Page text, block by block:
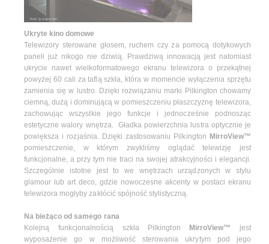
Ukryte kino domowe
Telewizory sterowane głosem, ruchem czy za pomocą dotykowych
paneli już nikogo nie dziwią. Prawdziwą innowacją jest natomiast
ukrycie nawet wielkoformatowego ekranu telewizora o przekątnej
powyżej 60 cali za taflą szkła, która w momencie wyłączenia sprzętu
zamienia się w lustro. Dzięki rozwiązaniu marki Pilkington chowamy
ciemną, dużą i dominującą w pomieszczeniu płaszczyznę telewizora,
zachowując wszystkie jego funkcje i jednocześnie podnosząc
estetyczne walory wnętrza. Gładka powierzchnia lustra optycznie je
powiększa i rozjaśnia. Dzięki zastosowaniu Pilkington MirroView™
pomieszczenie, w którym zwykliśmy oglądać telewizję jest
funkcjonalne, a przy tym nie traci na swojej atrakcyjności i elegancji.
Szczególnie istotne jest to we wnętrzach urządzonych w stylu
glamour lub art deco, gdzie nowoczesne akcenty w postaci ekranu
telewizora mogłyby zakłócić spójność stylistyczną.
Na bieżąco od samego rana
Kolejną funkcjonalnością szkła Pilkington MirroView™ jest
wyposażenie go w możliwość sterowania ukrytym pod jego